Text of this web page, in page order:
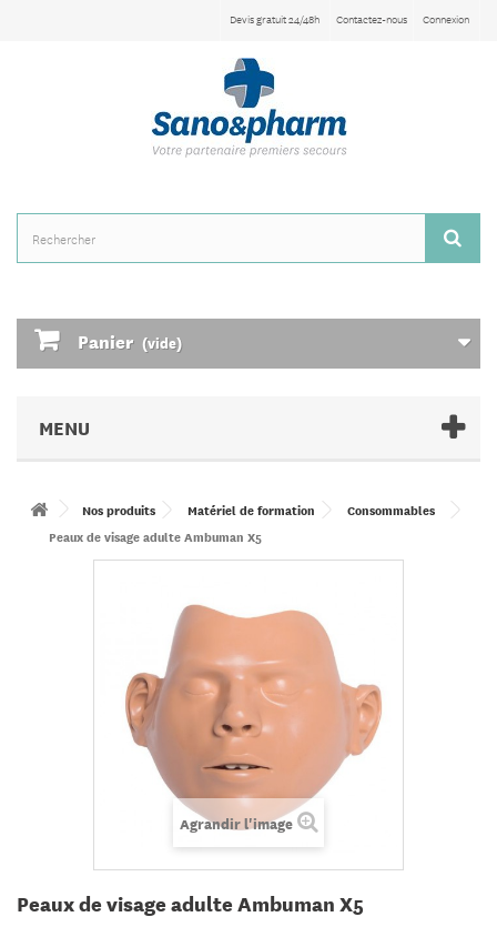
Connexion
Contactez-nous
Devis gratuit 24/48h
Panier (vide)
MENU
Nos produits Matériel de formation
Consommables
Peaux de visage adulte Ambuman X5
Agrandir l'image
Peaux de visage adulte Ambuman X5